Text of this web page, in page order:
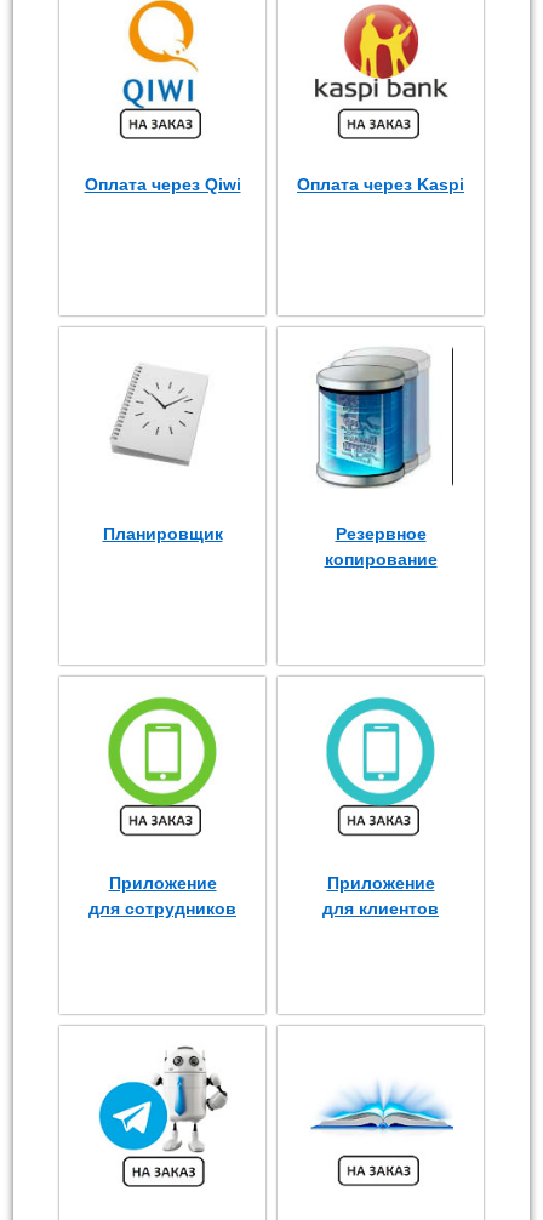
Оплата через Qiwi Оплата через Kaspi
Планировщик
Резервное
копирование
Приложение
для сотрудников
Приложение
для клиентов